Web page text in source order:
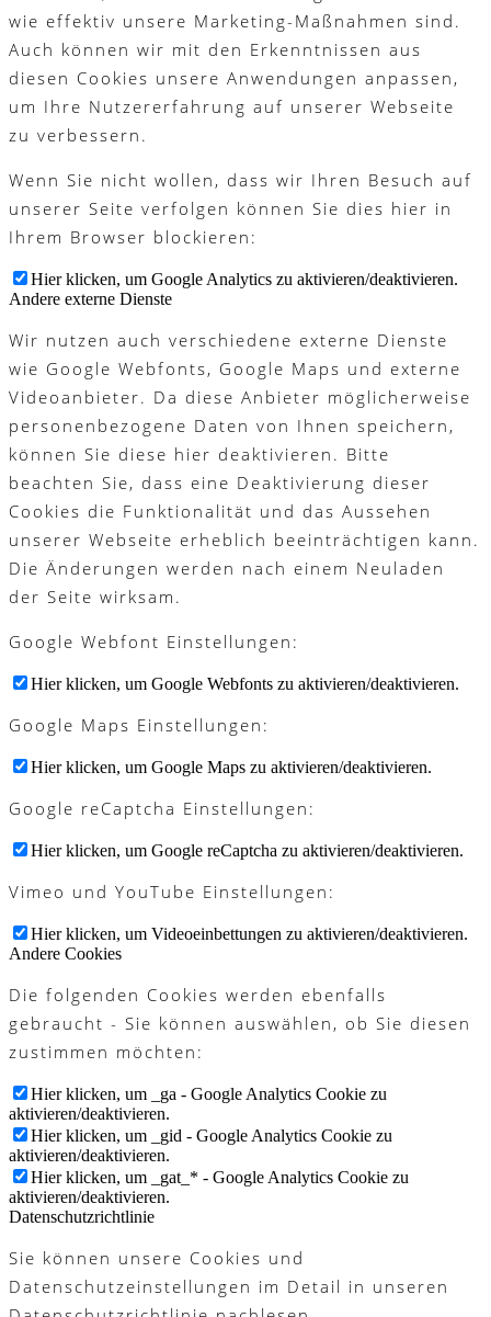
wie effektiv unsere Marketing-Maßnahmen sind.
Auch können wir mit den Erkenntnissen aus
diesen Cookies unsere Anwendungen anpassen,
um Ihre Nutzererfahrung auf unserer Webseite
zu verbessern.
Wenn Sie nicht wollen, dass wir Ihren Besuch auf
unserer Seite verfolgen können Sie dies hier in
Ihrem Browser blockieren:
Hier klicken, um Google Analytics zu aktivieren/deaktivieren.
Andere externe Dienste
Wir nutzen auch verschiedene externe Dienste
wie Google Webfonts, Google Maps und externe
Videoanbieter. Da diese Anbieter möglicherweise
personenbezogene Daten von Ihnen speichern,
können Sie diese hier deaktivieren. Bitte
beachten Sie, dass eine Deaktivierung dieser
Cookies die Funktionalität und das Aussehen
unserer Webseite erheblich beeinträchtigen kann.
Die Änderungen werden nach einem Neuladen
der Seite wirksam.
Google Webfont Einstellungen:
Hier klicken, um Google Webfonts zu aktivieren/deaktivieren.
Google Maps Einstellungen:
Hier klicken, um Google Maps zu aktivieren/deaktivieren.
Google reCaptcha Einstellungen:
Hier klicken, um Google reCaptcha zu aktivieren/deaktivieren.
Vimeo und YouTube Einstellungen:
Hier klicken, um Videoeinbettungen zu aktivieren/deaktivieren.
Andere Cookies
Die folgenden Cookies werden ebenfalls
gebraucht - Sie können auswählen, ob Sie diesen
zustimmen möchten:
Hier klicken, um _ga - Google Analytics Cookie zu
aktivieren/deaktivieren.
Hier klicken, um _gid - Google Analytics Cookie zu
aktivieren/deaktivieren.
Hier klicken, um _gat_* - Google Analytics Cookie zu
aktivieren/deaktivieren.
Datenschutzrichtlinie
Sie können unsere Cookies und
Datenschutzeinstellungen im Detail in unseren